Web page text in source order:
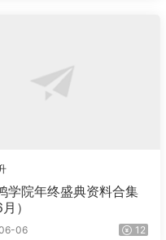
学院年终盛典资料合集
）
06 12